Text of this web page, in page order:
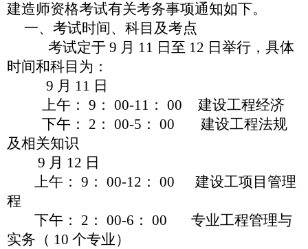
建造师资格考试有关考务事项通知如下。
一、考试时间、科目及考点
考试定于 9 月 11 日至 12 日举行，具体
时间和科目为：
9 月 11 日
上午： 9： 00-11： 00
建设工程经济
下午：
2： 00-5： 00
建设工程法规
及相关知识
9 月 12 日
上午： 9： 00-12： 00 建设工项目管理
程
下午：
2： 00-6： 00 专业工程管理与
实务（ 10 个专业）